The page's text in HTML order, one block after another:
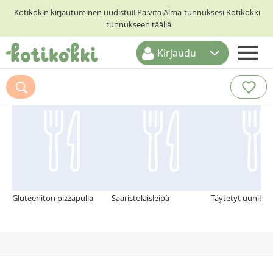
Kotikokin kirjautuminen uudistui! Päivitä Alma-tunnuksesi Kotikokki-
tunnukseen täällä
ETUSIVU
RESEPTIHAKU
Kirjaudu
Suosittelemme myös
Gluteeniton pizzapulla Saaristolaisleipä Täytetyt